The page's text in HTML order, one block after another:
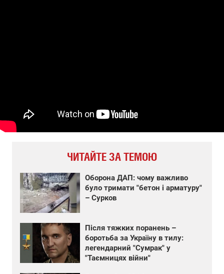
ЧИТАЙТЕ ЗА ТЕМОЮ
Оборона ДАП: чому важливо
було тримати "бетон і арматуру"
– Сурков
Після тяжких поранень –
боротьба за Україну в тилу:
легендарний "Сумрак" у
"Таємницях війни"